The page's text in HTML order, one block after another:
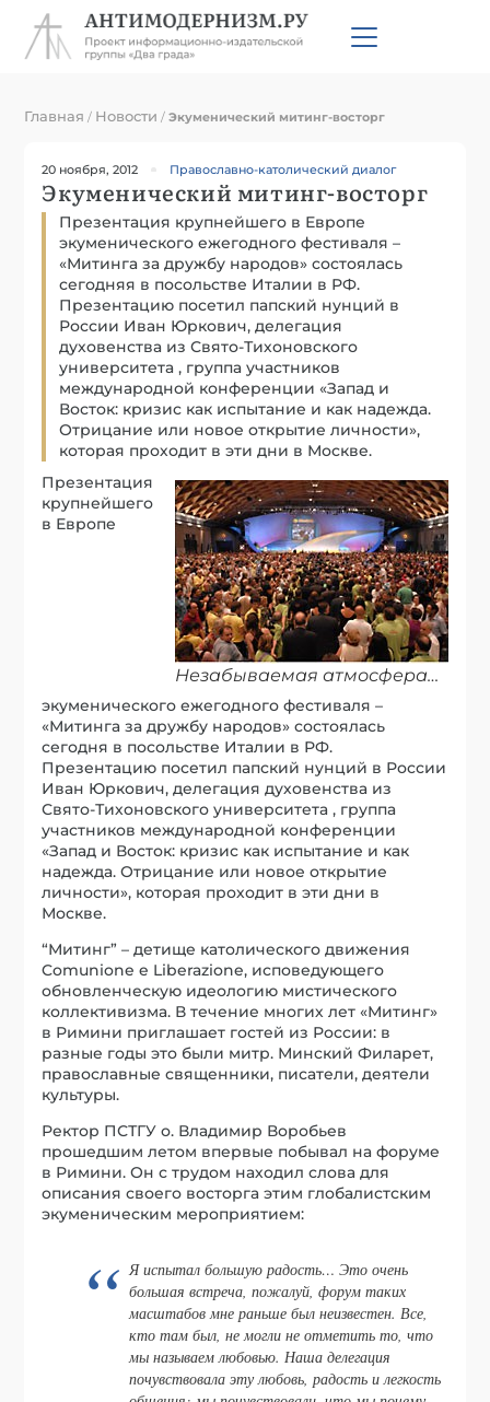
Главная / Новости /Экуменический митинг-восторг
20 ноября, 2012 Православно-католический диалог
Экуменический митинг-восторг
Презентация крупнейшего в Европе
экуменического ежегодного фестиваля –
«Митинга за дружбу народов» состоялась
сегодняя в посольстве Италии в РФ.
Презентацию посетил папский нунций в
России Иван Юркович, делегация
духовенства из Свято-Тихоновского
университета , группа участников
международной конференции «Запад и
Восток: кризис как испытание и как надежда.
Отрицание или новое открытие личности»,
которая проходит в эти дни в Москве.
Незабываемая атмосфера…
Презентация
крупнейшего
в Европе
экуменического ежегодного фестиваля –
«Митинга за дружбу народов» состоялась
сегодня в посольстве Италии в РФ.
Презентацию посетил папский нунций в России
Иван Юркович, делегация духовенства из
Свято-Тихоновского университета , группа
участников международной конференции
«Запад и Восток: кризис как испытание и как
надежда. Отрицание или новое открытие
личности», которая проходит в эти дни в
Москве.
“Митинг” – детище католического движения
Comunione e Liberazione, исповедующего
обновленческую идеологию мистического
коллективизма. В течение многих лет «Митинг»
в Римини приглашает гостей из России: в
разные годы это были митр. Минский Филарет,
православные священники, писатели, деятели
культуры.
Ректор ПСТГУ о. Владимир Воробьев
прошедшим летом впервые побывал на форуме
в Римини. Он с трудом находил слова для
описания своего восторга этим глобалистским
экуменическим мероприятием:
Я испытал большую радость… Это очень
большая встреча, пожалуй, форум таких
масштабов мне раньше был неизвестен. Все,
кто там был, не могли не отметить то, что
мы называем любовью. Наша делегация
почувствовала эту любовь, радость и легкость